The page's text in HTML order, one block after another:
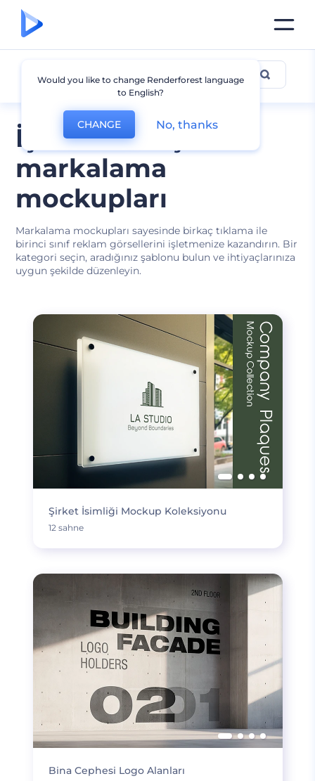
İşletmeniz için
markalama
mockupları
Markalama mockupları sayesinde birkaç tıklama ile
birinci sınıf reklam görsellerini işletmenize kazandırın. Bir
kategori seçin, aradığınız şablonu bulun ve ihtiyaçlarınıza
uygun şekilde düzenleyin.
Markalama
Şirket İsimliği Mockup Koleksiyonu
12 sahne
Bina Cephesi Logo Alanları
Would you like to change Renderforest language
to English?
CHANGE No, thanks